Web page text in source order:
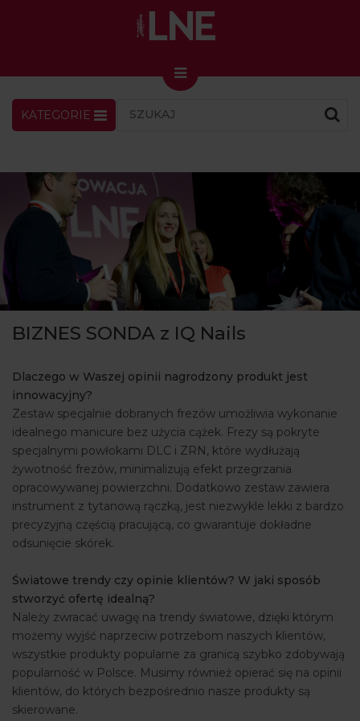
LNENEWS
KONGRES I TARGI
Skin Master w Warszawie
49. edycja w Krakowie
VIDEO
PODCAST
MAGAZYN
O NAS
ARTYKUŁY
WYDARZENIA
KATEGORIE
BIZNES SONDA z IQ Nails
Dlaczego w Waszej opinii nagrodzony produkt jest
innowacyjny?
Zestaw specjalnie dobranych frezów umożliwia wykonanie
idealnego manicure bez użycia cążek. Frezy są pokryte
specjalnymi powłokami DLC i ZRN, które wydłużają
żywotność frezów, minimalizują efekt przegrzania
opracowywanej powierzchni. Dodatkowo zestaw zawiera
instrument z tytanową rączką, jest niezwykle lekki z bardzo
precyzyjną częścią pracującą, co gwarantuje dokładne
odsunięcie skórek.
Światowe trendy czy opinie klientów? W jaki sposób
stworzyć ofertę idealną?
Należy zwracać uwagę na trendy światowe, dzięki którym
możemy wyjść naprzeciw potrzebom naszych klientów,
wszystkie produkty popularne za granicą szybko zdobywają
popularność w Polsce. Musimy również opierać się na opinii
klientów, do których bezpośrednio nasze produkty są
skierowane.